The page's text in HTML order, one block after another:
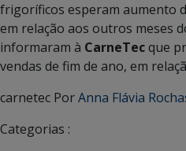
frigoríficos esperam aumento
em relação aos outros meses
informaram à CarneTecque
vendas de fim de ano, em
carnetec PorAnna Flávia
Categorias :